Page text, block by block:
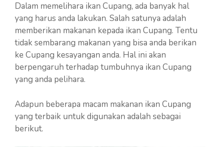
Dalam memelihara ikan Cupang, ada banyak hal
yang harus anda lakukan. Salah satunya adalah
memberikan makanan kepada ikan Cupang. Tentu
tidak sembarang makanan yang bisa anda berikan
ke Cupang kesayangan anda. Hal ini akan
berpengaruh terhadap tumbuhnya ikan Cupang
yang anda pelihara.
Adapun beberapa macam makanan ikan Cupang
yang terbaik untuk digunakan adalah sebagai
berikut.